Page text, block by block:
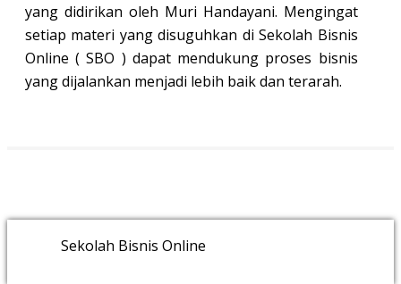
yang didirikan oleh Muri Handayani. Mengingat
setiap materi yang disuguhkan di Sekolah Bisnis
Online ( SBO ) dapat mendukung proses bisnis
yang dijalankan menjadi lebih baik dan terarah.
Sekolah Bisnis Online